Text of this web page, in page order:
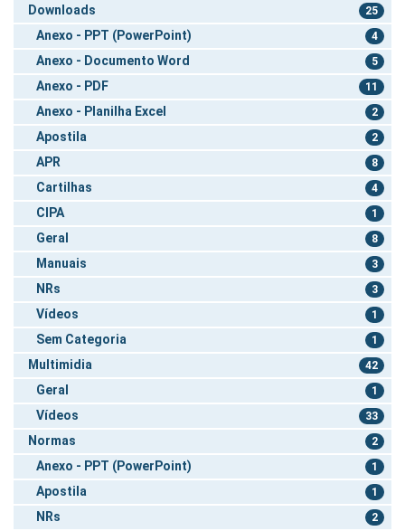
Downloads 25
Anexo - PPT (PowerPoint) 4
Anexo - Documento Word 5
Anexo - PDF 11
Anexo - Planilha Excel 2
Apostila 2
APR 8
Cartilhas 4
CIPA 1
Geral 8
Manuais 3
NRs 3
Vídeos 1
Sem Categoria 1
Multimidia 42
Geral 1
Vídeos 33
Normas 2
Anexo - PPT (PowerPoint) 1
Apostila 1
NRs 2